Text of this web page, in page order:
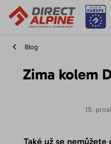
Blog
Zima kolem
15.
Také už se nemůžete